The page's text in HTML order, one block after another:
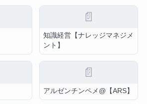
📄
知識経営【ナレッジマネジメ
ント】
📄
アルゼンチンペメ@【ARS】